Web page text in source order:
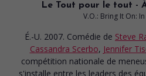
Le Tout pour le tout -
V.O.: Bring It On:
É.-U. 2007. Comédie de Steve
Cassandra Scerbo, Jennifer
compétition nationale de
s'installe entre les leaders des